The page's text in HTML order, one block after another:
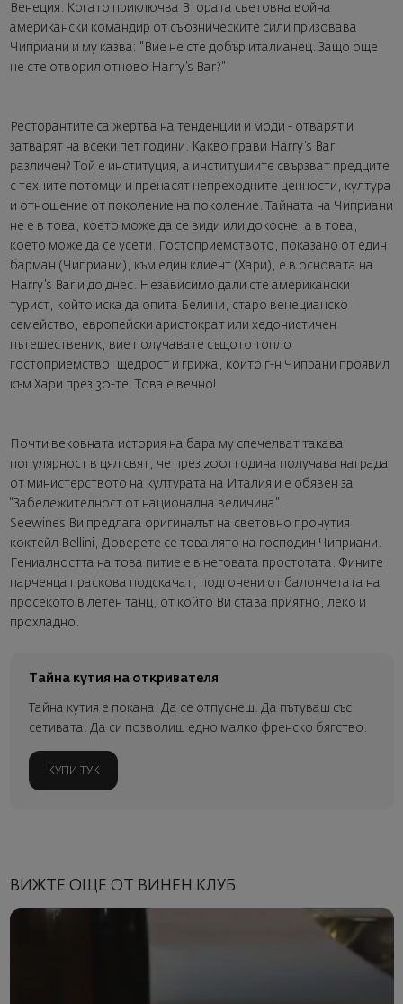
Венеция. Когато приключва Втората световна война
американски командир от съюзническите сили призовава
Чиприани и му казва: "Вие не сте добър италианец. Защо още
не сте отворил отново Harry’s Bar?”
Ресторантите са жертва на тенденции и моди - отварят и
затварят на всеки пет години. Какво прави Harry’s Bar
различен? Той е институция, а институциите свързват предците
с техните потомци и пренасят непреходните ценности, култура
и отношение от поколение на поколение. Тайната на Чиприани
не е в това, което може да се види или докосне, а в това,
което може да се усети. Гостоприемството, показано от един
барман (Чиприани), към един клиент (Хари), e в основата на
Harry’s Bar и до днес. Независимо дали сте американски
турист, който иска да опита Белини, старо венецианско
семейство, европейски аристократ или хедонистичен
пътешественик, вие получавате същото топло
гостоприемство, щедрост и грижа, които г-н Чипрани проявил
към Хари през 30-те. Това е вечно!
Почти вековната история на бара му спечелват такава
популярност в цял свят, че през 2001 година получава награда
от министерството на културата на Италия и е обявен за
“Забележителност от национална величина”.
Seewines Ви предлага оригиналът на световно прочутия
коктейл Bellini , Доверете се това лято на господин Чиприани.
Гениалността на това питие е в неговата простотата. Фините
парченца праскова подскачат, подгонени от балончетата на
просекото в летен танц, от който Ви става приятно, леко и
прохладно.
Тайна кутия на откривателя
Тайна кутия е покана. Да се отпуснеш. Да пътуваш със
сетивата. Да си позволиш едно малко френско бягство.
КУПИ ТУК
ВИЖТЕ ОЩЕ ОТ ВИНЕН КЛУБ